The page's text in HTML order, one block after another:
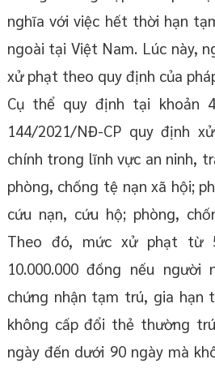
nghĩa với việc hết thời hạn
ngoài tại Việt Nam. Lúc này,
xử phạt theo quy định của
Cụ thể quy định tại khoản
144/2021/NĐ-CP quy định
chính trong lĩnh vực an ninh,
phòng, chống tệ nạn xã hội;
cứu nạn, cứu hộ; phòng,
Theo đó, mức xử phạt từ
10.000.000 đồng nếu người
chứng nhận tạm trú, gia
không cấp đổi thẻ thường
ngày đến dưới 90 ngày mà